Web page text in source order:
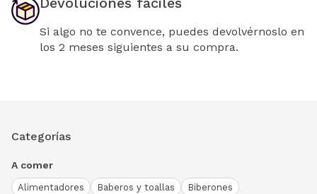
Si algo no te convence, puedes devolvérnoslo en
los 2 meses siguientes a su compra.
Categorías
A comer
Alimentadores Baberos y toallas
Biberones